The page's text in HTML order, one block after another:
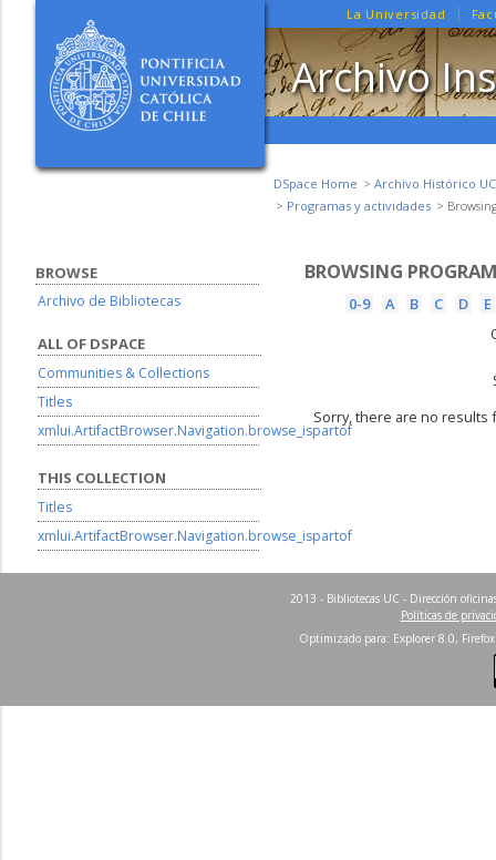
La Universidad
Archivo
DSpace Home
Archivo Histórico UC
Programas y actividades
BROWSING
0-9 A B C D
E
Sorry, there are no results
BROWSE
Archivo de Bibliotecas
ALL OF DSPACE
Communities & Collections
Titles
xmlui.ArtifactBrowser.Navigation.browse_ispartof
THIS COLLECTION
Titles
xmlui.ArtifactBrowser.Navigation.browse_ispartof
2013 - Bibliotecas UC - Dirección
Políticas de
Optimizado para: Explorer 8.0,